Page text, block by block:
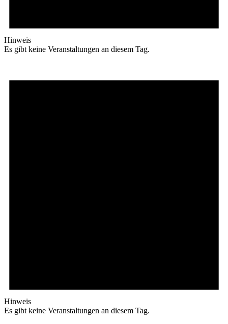
Hinweis
Es gibt keine Veranstaltungen an diesem Tag.
Hinweis
Es gibt keine Veranstaltungen an diesem Tag.